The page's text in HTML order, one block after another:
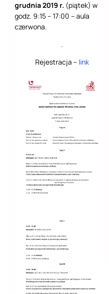
grudnia 2019 r. (piątek) w
godz. 9:15 – 17:00 – aula
czerwona.
.
Rejestracja – link